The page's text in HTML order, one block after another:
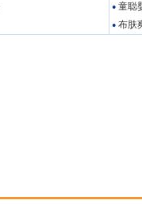
●童聪
●布肤